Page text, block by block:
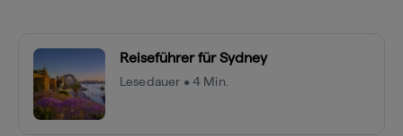
Reiseführer für Sydney
Lesedauer • 4 Min.